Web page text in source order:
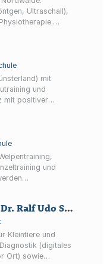
Ultraschall),
mit
und
mit positiver
und
Dr. Christian Schürfeld Dr. Ralf Udo Seidewitz Tierärzte
Kleintiere und
(digitales
Ort) sowie